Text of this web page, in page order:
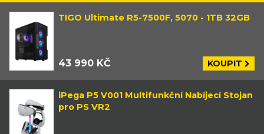
TIGO Ultimate R5-7500F, 5070 - 1TB 32GB
43 990 KČ KOUPIT
iPega P5 V001 Multifunkční Nabíjecí Stojan
pro PS VR2